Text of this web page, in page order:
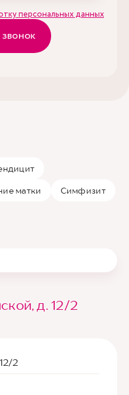
персональных данных
матки Симфизит
д. 12/2
2